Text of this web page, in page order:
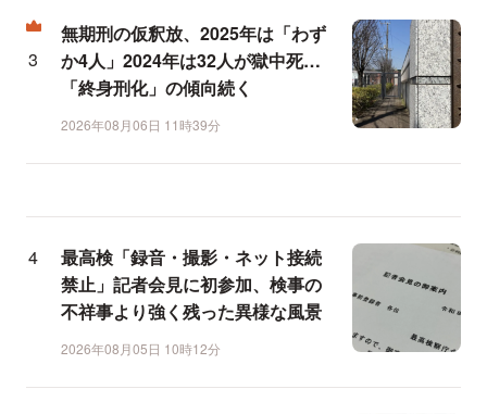
無期刑の仮釈放、2025年は「わず
か4人」2024年は32人が獄中死…
「終身刑化」の傾向続く
2026年08月06日 11時39分
最高検「録音・撮影・ネット接続
禁止」記者会見に初参加、検事の
不祥事より強く残った異様な風景
2026年08月05日 10時12分